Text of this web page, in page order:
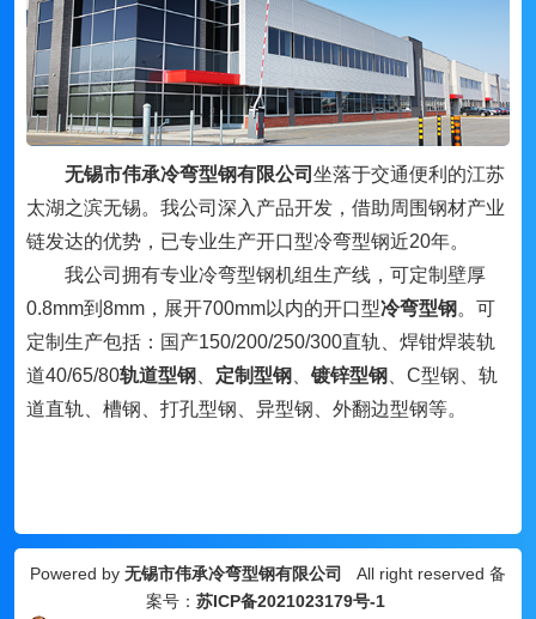
无锡市伟承冷弯型钢有限公司 坐落于交通便利的江苏
太湖之滨无锡。我公司深入产品开发，借助周围钢材产业
链发达的优势，已专业生产开口型冷弯型钢近20年。
我公司拥有专业冷弯型钢机组生产线，可定制壁厚
0.8mm到8mm，展开700mm以内的开口型冷弯型钢 。可
定制生产包括：国产150/200/250/300直轨、焊钳焊装轨
道40/65/80轨道型钢 定制型钢 镀锌型钢
C型钢、轨
道直轨、槽钢、打孔型钢、异型钢、外翻边型钢等。
Powered by 无锡市伟承冷弯型钢有限公司
All right reserved 备
案号： 苏ICP备2021023179号-1